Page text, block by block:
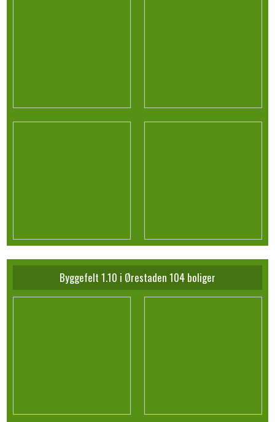
Byggefelt 1.10 i Ørestaden 104 boliger